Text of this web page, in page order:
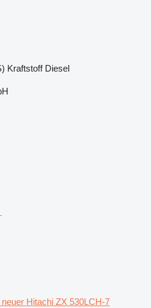
Kraftstoff Diesel
neuer Hitachi ZX 530LCH-7